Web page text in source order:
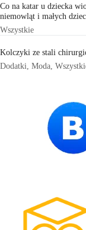
Co na katar u dziecka
niemowląt i małych
Wszystkie
Kolczyki ze stali
Dodatki Moda